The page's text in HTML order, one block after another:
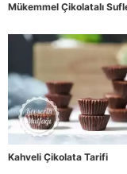
Mükemmel Çikolatalı
Kahveli Çikolata Tarifi